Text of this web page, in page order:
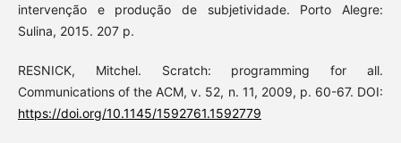
intervenção e produção de subjetividade. Porto Alegre:
Sulina, 2015. 207 p.
RESNICK, Mitchel. Scratch: programming for all.
Communications of the ACM, v. 52, n. 11, 2009, p. 60-67. DOI:
https://doi.org/10.1145/1592761.1592779